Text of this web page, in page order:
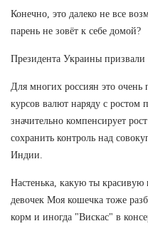
Конечно, это далеко не все
парень не зовёт к себе домой?
Президента Украины призвали
Для многих россиян это
курсов валют наряду с ростом
значительно компенсирует
сохранить контроль над
Индии.
Настенька, какую ты красивую
девочек Моя кошечка тоже
корм и иногда "Вискас" в